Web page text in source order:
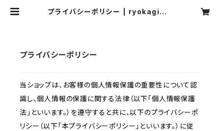
プライバシーポリシー | ryokagimo
プライバシーポリシー
当ショップは、お客様の個人情報保護の重要性について認
識し、個人情報の保護に関する法律（以下「個人情報保護
法」といいます。）を遵守すると共に、以下のプライバシーポ
リシー（以下「本プライバシーポリシー」といいます。）に従